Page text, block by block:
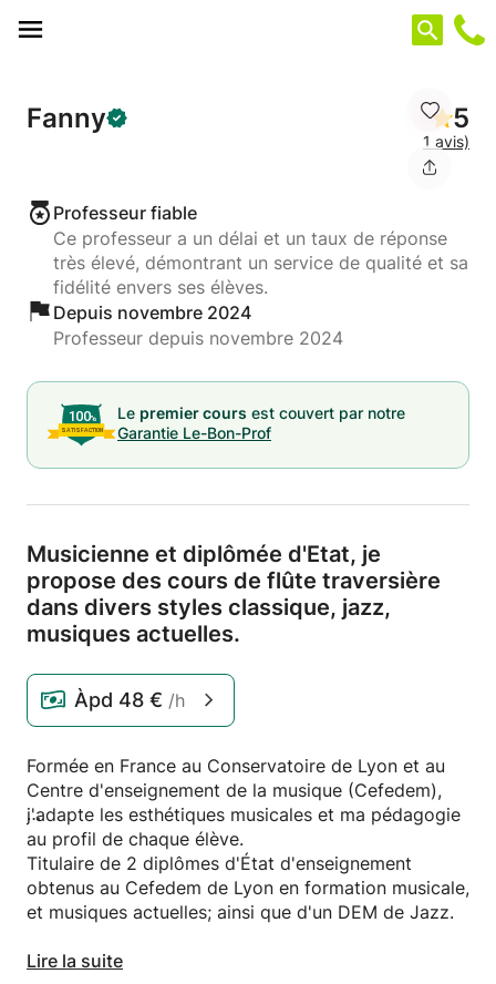
Fanny 5
1 avis)
Professeur fiable
Ce professeur a un délai et un taux de réponse
très élevé, démontrant un service de qualité et sa
fidélité envers ses élèves.
Depuis novembre 2024
Professeur depuis novembre 2024
Le premier cours est couvert par notre
Garantie Le-Bon-Prof
Musicienne et diplômée d'Etat, je
propose des cours de flûte traversière
dans divers styles classique, jazz,
musiques actuelles.
Àpd 48 € /h
Formée en France au Conservatoire de Lyon et au
Centre d'enseignement de la musique (Cefedem),
j'adapte les esthétiques musicales et ma pédagogie
au profil de chaque élève.
Titulaire de 2 diplômes d'État d'enseignement
obtenus au Cefedem de Lyon en formation musicale,
et musiques actuelles; ainsi que d'un DEM de Jazz.
Cela fait plus de 12 ans que j'enseigne en école de
Lire la suite